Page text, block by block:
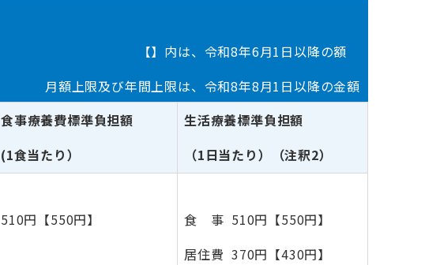
【】内は、令和8年6月1日以降の額
月額上限及び年間上限は、令和8年8月1日以降の金額
食事療養費標準負担額
(1食当たり）
生活療養標準負担額
（1日当たり）（注釈2）
510円【550円】
食 事 510円【550円】
居住費 370円【430円】